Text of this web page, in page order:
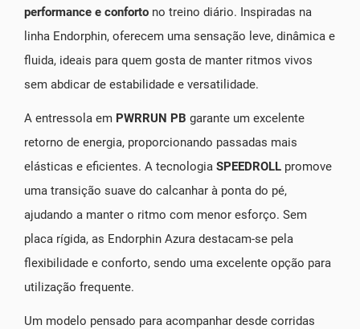
performance e conforto no treino diário. Inspiradas na
linha Endorphin, oferecem uma sensação leve, dinâmica e
fluida, ideais para quem gosta de manter ritmos vivos
sem abdicar de estabilidade e versatilidade.
A entressola em PWRRUN PB garante um excelente
retorno de energia, proporcionando passadas mais
elásticas e eficientes. A tecnologia SPEEDROLL promove
uma transição suave do calcanhar à ponta do pé,
ajudando a manter o ritmo com menor esforço. Sem
placa rígida, as Endorphin Azura destacam-se pela
flexibilidade e conforto, sendo uma excelente opção para
utilização frequente.
Um modelo pensado para acompanhar desde corridas